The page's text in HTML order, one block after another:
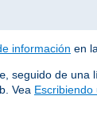
información en
, seguido de
Vea Escribiendo